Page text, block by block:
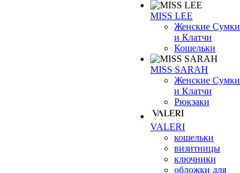
MISS LEE
Женские Сумки
и Клатчи
Кошельки
MISS SARAH
Женские Сумки
и Клатчи
Рюкзаки
VALERI
кошельки
визитницы
ключники
обложки для